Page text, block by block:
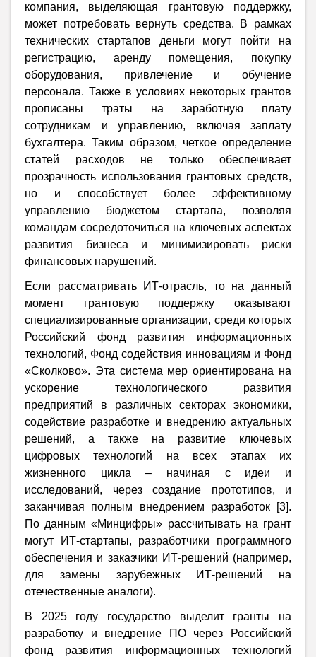
компания, выделяющая грантовую поддержку,
может потребовать вернуть средства. В рамках
технических стартапов деньги могут пойти на
регистрацию, аренду помещения, покупку
оборудования, привлечение и обучение
персонала. Также в условиях некоторых грантов
прописаны траты на заработную плату
сотрудникам и управлению, включая заплату
бухгалтера. Таким образом, четкое определение
статей расходов не только обеспечивает
прозрачность использования грантовых средств,
но и способствует более эффективному
управлению бюджетом стартапа, позволяя
командам сосредоточиться на ключевых аспектах
развития бизнеса и минимизировать риски
финансовых нарушений.
Если рассматривать ИТ-отрасль, то на данный
момент грантовую поддержку оказывают
специализированные организации, среди которых
Российский фонд развития информационных
технологий, Фонд содействия инновациям и Фонд
«Сколково». Эта система мер ориентирована на
ускорение технологического развития
предприятий в различных секторах экономики,
содействие разработке и внедрению актуальных
решений, а также на развитие ключевых
цифровых технологий на всех этапах их
жизненного цикла – начиная с идеи и
исследований, через создание прототипов, и
заканчивая полным внедрением разработок [3].
По данным «Минцифры» рассчитывать на грант
могут ИТ-стартапы, разработчики программного
обеспечения и заказчики ИТ-решений (например,
для замены зарубежных ИТ-решений на
отечественные аналоги).
В 2025 году государство выделит гранты на
разработку и внедрение ПО через Российский
фонд развития информационных технологий